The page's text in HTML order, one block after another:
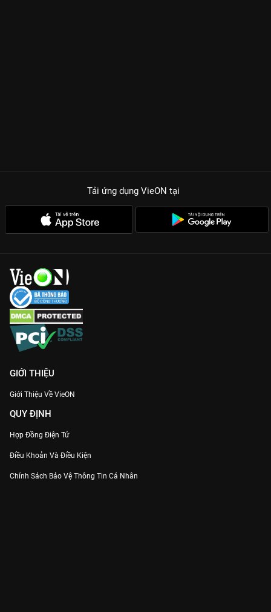
Tải ứng dụng VieON tại
GIỚI THIỆU
Giới Thiệu Về VieON
QUY ĐỊNH
Hợp Đồng Điện Tử
Điều Khoản Và Điều Kiện
Chính Sách Bảo Vệ Thông Tin Cá Nhân